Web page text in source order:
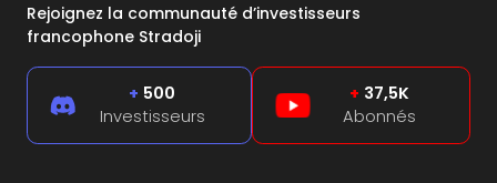
Rejoignez la communauté d’investisseurs
francophone Stradoji
+ 500
Investisseurs
+ 37,5K
Abonnés